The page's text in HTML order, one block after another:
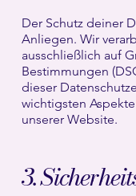
Der Schutz deiner
Anliegen. Wir
ausschließlich auf
Bestimmungen
dieser
wichtigsten
unserer Website.
3.